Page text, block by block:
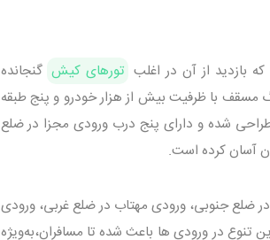
بازدید از آن در اغلب تورهای کیش گنجانده
با ظرفیت بیش از هزار خودرو و پنج طبقه
شده و دارای پنج درب ورودی مجزا در ضلع
آسان کرده است.
ضلع جنوبی، ورودی مهتاب در ضلع غربی، ورودی
در ورودی ها باعث شده تا مسافران،به‌ویژه